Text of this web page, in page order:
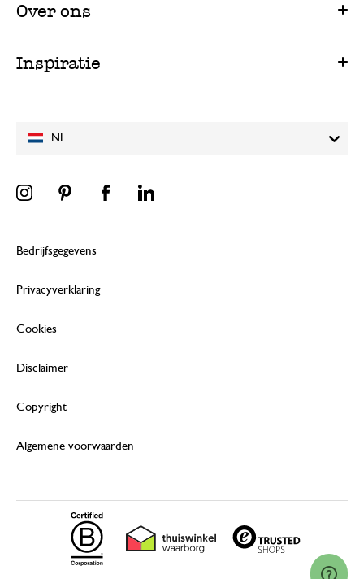
NL
Over ons
Inspiratie
Bedrijfsgegevens
Privacyverklaring
Cookies
Disclaimer
Copyright
Algemene voorwaarden